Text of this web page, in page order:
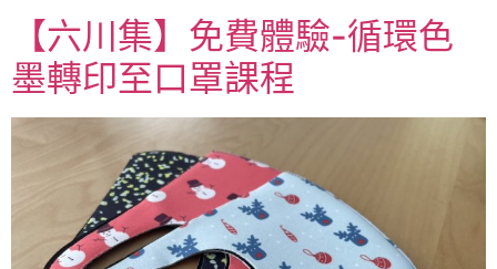
【六川集】免費體驗-循環色
墨轉印至口罩課程